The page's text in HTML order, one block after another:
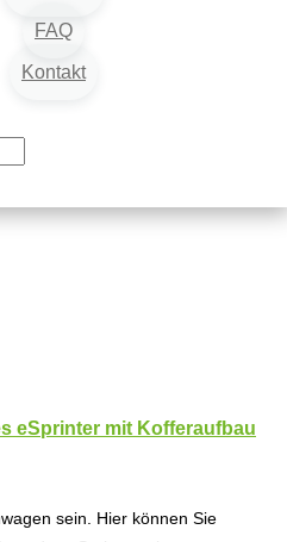
FAQ
Kontakt
eSprinter mit Kofferaufbau
sein. Hier können Sie